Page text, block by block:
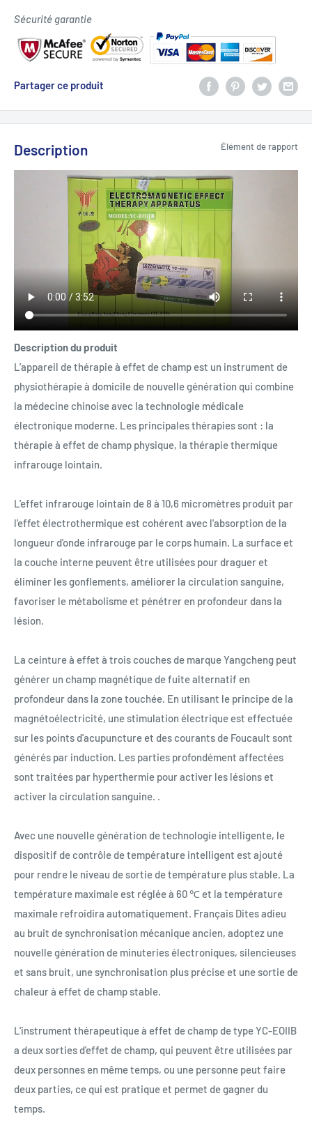
Sécurité garantie
Partager ce produit
Description Élément de rapport
Description du produit
L'appareil de thérapie à effet de champ est un instrument de
physiothérapie à domicile de nouvelle génération qui combine
la médecine chinoise avec la technologie médicale
électronique moderne. Les principales thérapies sont : la
thérapie à effet de champ physique, la thérapie thermique
infrarouge lointain.
L'effet infrarouge lointain de 8 à 10,6 micromètres produit par
l'effet électrothermique est cohérent avec l'absorption de la
longueur d'onde infrarouge par le corps humain. La surface et
la couche interne peuvent être utilisées pour draguer et
éliminer les gonflements, améliorer la circulation sanguine,
favoriser le métabolisme et pénétrer en profondeur dans la
lésion.
La ceinture à effet à trois couches de marque Yangcheng peut
générer un champ magnétique de fuite alternatif en
profondeur dans la zone touchée. En utilisant le principe de la
magnétoélectricité, une stimulation électrique est effectuée
sur les points d'acupuncture et des courants de Foucault sont
générés par induction. Les parties profondément affectées
sont traitées par hyperthermie pour activer les lésions et
activer la circulation sanguine. .
Avec une nouvelle génération de technologie intelligente, le
dispositif de contrôle de température intelligent est ajouté
pour rendre le niveau de sortie de température plus stable. La
température maximale est réglée à 60 ℃ et la température
maximale refroidira automatiquement. Français Dites adieu
au bruit de synchronisation mécanique ancien, adoptez une
nouvelle génération de minuteries électroniques, silencieuses
et sans bruit, une synchronisation plus précise et une sortie de
chaleur à effet de champ stable.
L'instrument thérapeutique à effet de champ de type YC-EOIIB
a deux sorties d'effet de champ, qui peuvent être utilisées par
deux personnes en même temps, ou une personne peut faire
deux parties, ce qui est pratique et permet de gagner du
temps.